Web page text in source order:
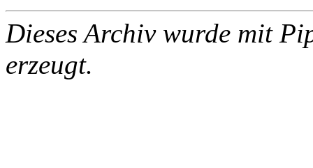
Dieses Archiv wurde mit
erzeugt.